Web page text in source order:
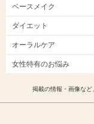
ベースメイク
ダイエット
オーラルケア
女性特有のお悩み
掲載の情報・画像など